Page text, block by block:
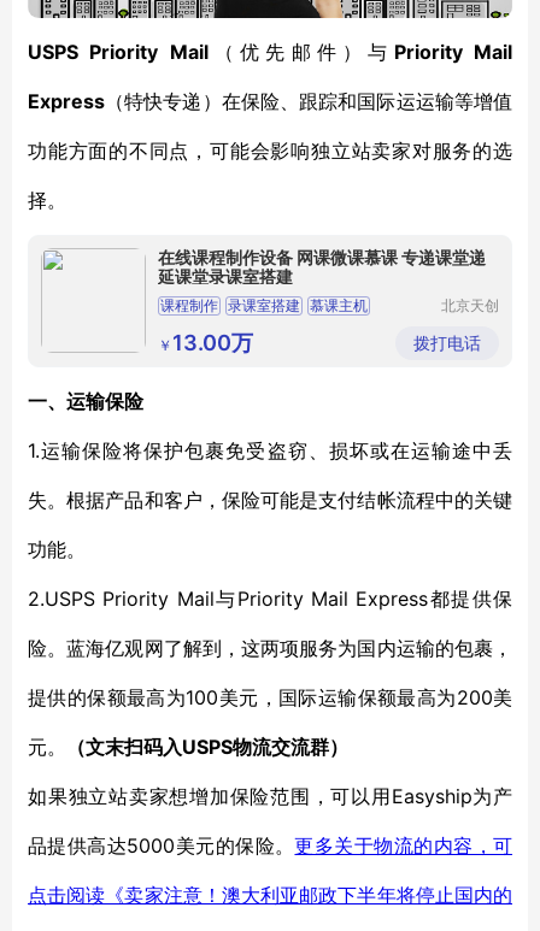
USPS Priority Mail（优先邮件 ）与 Priority Mail
Express （特快专递）在保险、跟踪和国际运运输等增值
功能方面的不同点，可能会影响独立站卖家对服务的选
择。
在线课程制作设备 网课微课慕课 专递课堂递
延课堂录课室搭建
课程制作 录课室搭建 慕课主机
专递课堂
递延课堂
北京天创
有限公司
￥ 13.00万 拨打电话
一、 运输保险
1.运输保险将保护包裹免受盗窃、损坏或在运输途中丢
失。根据产品和客户，保险可能是支付结帐流程中的关键
功能。
2.USPS Priority Mail与Priority Mail Express都提供保
险。蓝海亿观网了解到，这两项服务为国内运输的包裹，
提供的保额最高为100美元，国际运输保额最高为200美
元。 （文末扫码入USPS物流交流群）
如果独立站卖家想增加保险范围，可以用 Easyship为产
品提供高达5000美元的保险。更多关于物流的内容，可
点击阅读《卖家注意！澳大利亚邮政下半年将停止国内的